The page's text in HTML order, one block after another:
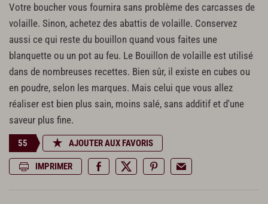
Votre boucher vous fournira sans problème des carcasses de
volaille. Sinon, achetez des abattis de volaille. Conservez
aussi ce qui reste du bouillon quand vous faites une
blanquette ou un pot au feu. Le Bouillon de volaille est utilisé
dans de nombreuses recettes. Bien sûr, il existe en cubes ou
en poudre, selon les marques. Mais celui que vous allez
réaliser est bien plus sain, moins salé, sans additif et d'une
saveur plus fine.
55 AJOUTER AUX FAVORIS
IMPRIMER